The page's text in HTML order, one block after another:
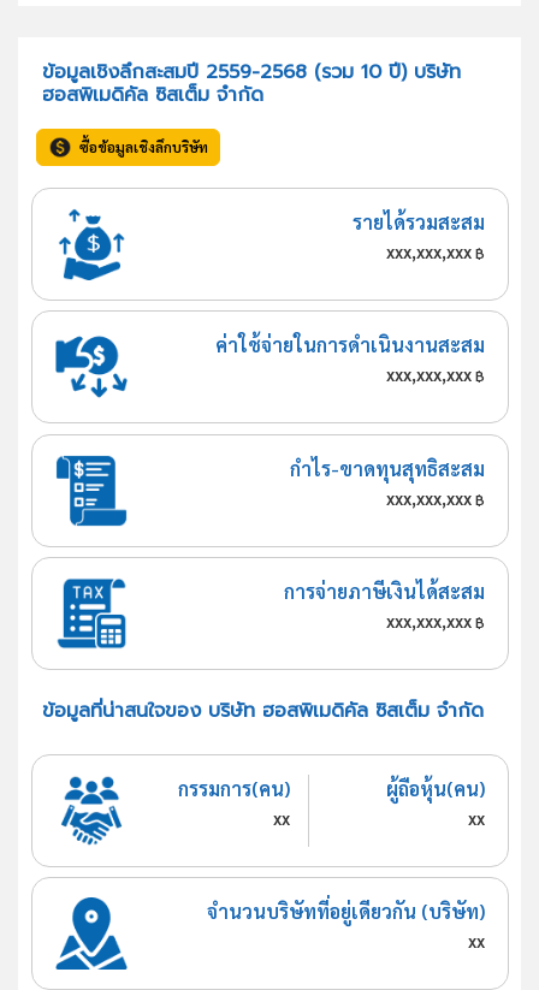
ข้อมูลเชิงลึกสะสมปี 2559-2568 (รวม 10 ปี) บริษัท
ฮอสพิเมดิคัล ซิสเต็ม จำกัด
ซื้อข้อมูลเชิงลึกบริษัท
รายได้รวมสะสม
xxx,xxx,xxx฿
ค่าใช้จ่ายในการดำเนินงานสะสม
xxx,xxx,xxx฿
กำไร-ขาดทุนสุทธิสะสม
xxx,xxx,xxx฿
การจ่ายภาษีเงินได้สะสม
xxx,xxx,xxx฿
ข้อมูลที่น่าสนใจของ บริษัท ฮอสพิเมดิคัล ซิสเต็ม จำกัด
กรรมการ(คน)
xx
ผู้ถือหุ้น(คน)
xx
จำนวนบริษัทที่อยู่เดียวกัน (บริษัท)
xx